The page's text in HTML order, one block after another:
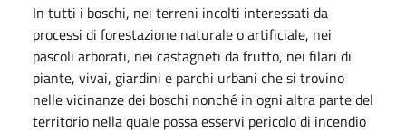
In tutti i boschi, nei terreni incolti interessati da
processi di forestazione naturale o artificiale, nei
pascoli arborati, nei castagneti da frutto, nei filari di
piante, vivai, giardini e parchi urbani che si trovino
nelle vicinanze dei boschi nonché in ogni altra parte del
territorio nella quale possa esservi pericolo di incendio